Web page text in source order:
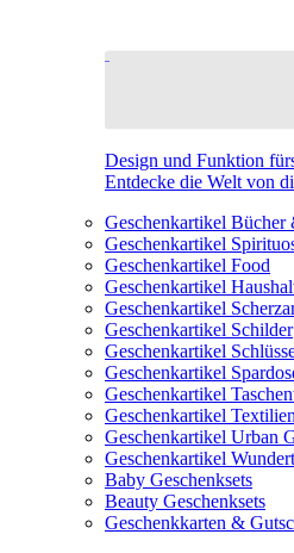
Design und Funktion
Entdecke die Welt von
Geschenkartikel Bücher
Geschenkartikel
Geschenkartikel Food
Geschenkartikel
Geschenkartikel
Geschenkartikel Schilder
Geschenkartikel
Geschenkartikel
Geschenkartikel
Geschenkartikel Textilien
Geschenkartikel Urban
Geschenkartikel
Baby Geschenksets
Beauty Geschenksets
Geschenkkarten &